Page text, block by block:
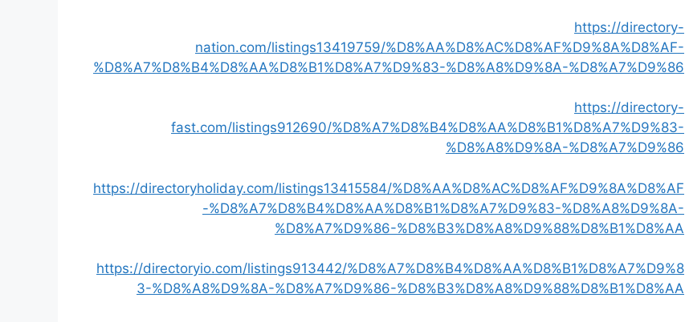
https://directory-
nation.com/listings13419759/%D8%AA%D8%AC%D8%AF%D9%8A%D8%AF-
%D8%A7%D8%B4%D8%AA%D8%B1%D8%A7%D9%83-%D8%A8%D9%8A-%D8%A7%D9%86
https://directory-
fast.com/listings912690/%D8%A7%D8%B4%D8%AA%D8%B1%D8%A7%D9%83-
%D8%A8%D9%8A-%D8%A7%D9%86
https://directoryholiday.com/listings13415584/%D8%AA%D8%AC%D8%AF%D9%8A%D8%AF
-%D8%A7%D8%B4%D8%AA%D8%B1%D8%A7%D9%83-%D8%A8%D9%8A-
%D8%A7%D9%86-%D8%B3%D8%A8%D9%88%D8%B1%D8%AA
https://directoryio.com/listings913442/%D8%A7%D8%B4%D8%AA%D8%B1%D8%A7%D9%8
3-%D8%A8%D9%8A-%D8%A7%D9%86-%D8%B3%D8%A8%D9%88%D8%B1%D8%AA